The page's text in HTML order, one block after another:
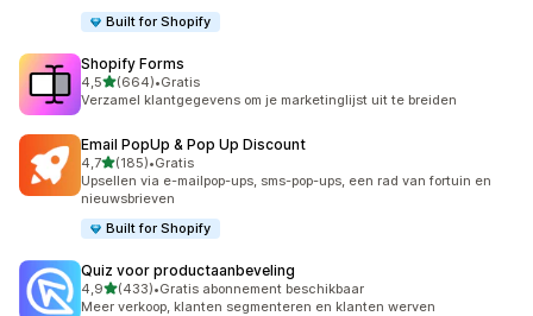
Built for Shopify
Shopify Forms
4,5van 5 sterren
(664)
664 recensies in totaal
•Gratis
Verzamel klantgegevens om je marketinglijst uit te breiden
Email PopUp & Pop Up Discount
4,7van 5 sterren
(185)
185 recensies in totaal
•Gratis
Upsellen via e-mailpop-ups, sms-pop-ups, een rad van fortuin en
nieuwsbrieven
Built for Shopify
Quiz voor productaanbeveling
4,9van 5 sterren
(433)
433 recensies in totaal
•Gratis abonnement beschikbaar
Meer verkoop, klanten segmenteren en klanten werven